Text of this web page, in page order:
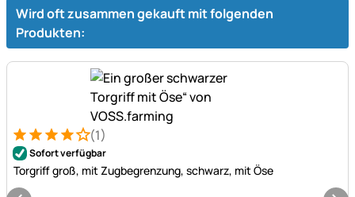
Wird oft zusammen gekauft mit folgenden
Produkten:
Bewertung: 4 von 5 (1 Bewertungen)
1 Bewertung(1)
Sofort verfügbar
Torgriff groß, mit Zugbegrenzung, schwarz, mit Öse